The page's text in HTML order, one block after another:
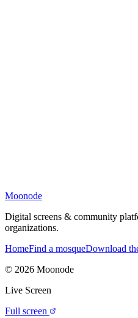
Moonode
Digital screens & community
organizations.
HomeFind a mosqueDownload
© 2026 Moonode
Live Screen
Full screen